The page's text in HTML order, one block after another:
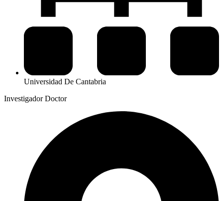
Universidad De Cantabria
Investigador Doctor